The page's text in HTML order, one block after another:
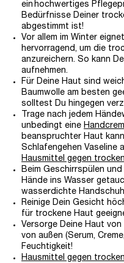
ein hochwertiges
Bedürfnisse Deiner
abgestimmt ist!
Vor allem im Winter
hervorragend, um die
anzureichern. So kann
aufnehmen.
Für Deine Haut sind
Baumwolle am besten
solltest Du hingegen
Trage nach jedem
unbedingt eine
beanspruchter Haut
Schlafengehen Vaseline
Hausmittel gegen
Beim Geschirrspülen
Hände ins Wasser
wasserdichte
Reinige Dein Gesicht
für trockene Haut
Versorge Deine Haut
von außen (Serum,
Feuchtigkeit!
Hausmittel gegen